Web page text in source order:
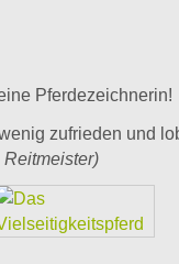
Pferdezeichnerin!
zufrieden und